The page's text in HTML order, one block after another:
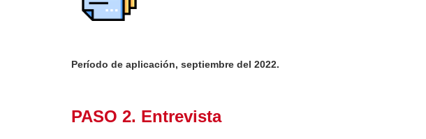
Período de aplicación, septiembre del 2022.
PASO 2. Entrevista